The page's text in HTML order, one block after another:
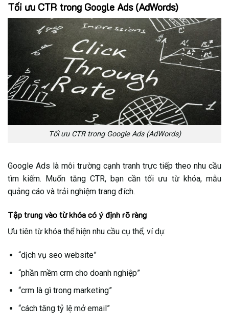
Tối ưu CTR trong Google Ads (AdWords)
Tối ưu CTR trong Google Ads (AdWords)
Google Ads là môi trường cạnh tranh trực tiếp theo nhu cầu
tìm kiếm. Muốn tăng CTR, bạn cần tối ưu từ khóa, mẫu
quảng cáo và trải nghiệm trang đích.
Tập trung vào từ khóa có ý định rõ ràng
Ưu tiên từ khóa thể hiện nhu cầu cụ thể, ví dụ:
“dịch vụ seo website”
“phần mềm crm cho doanh nghiệp”
“crm là gì trong marketing”
“cách tăng tỷ lệ mở email”